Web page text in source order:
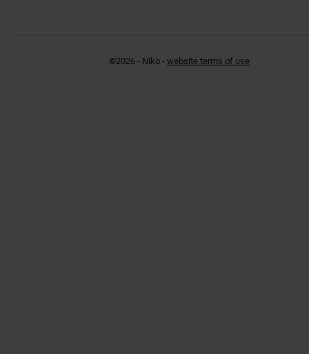
©2026 - Niko - website terms of use